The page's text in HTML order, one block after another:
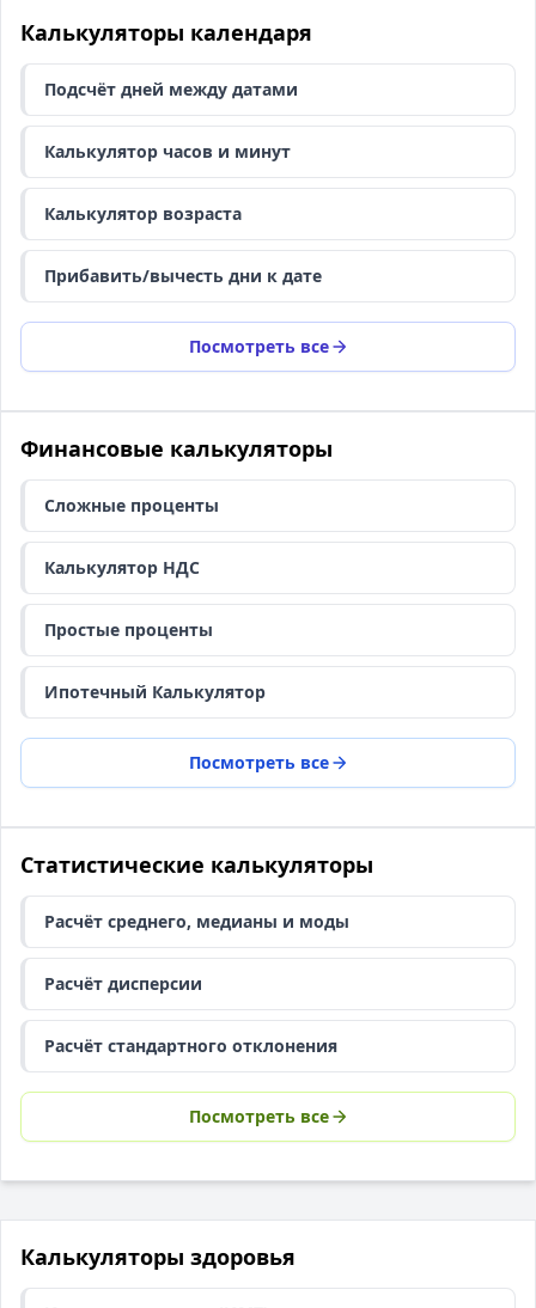
Калькуляторы календаря
Подсчёт дней между датами
Калькулятор часов и минут
Калькулятор возраста
Прибавить/вычесть дни к дате
Посмотреть все
Финансовые калькуляторы
Сложные проценты
Калькулятор НДС
Простые проценты
Ипотечный Калькулятор
Посмотреть все
Статистические калькуляторы
Расчёт среднего, медианы и моды
Расчёт дисперсии
Расчёт стандартного отклонения
Посмотреть все
Калькуляторы здоровья